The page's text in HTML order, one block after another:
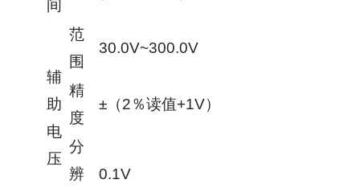
间
辅
助
电
压
范
围
30.0V~300.0V
精
度
±（2％读值+1V）
分
辨
0.1V